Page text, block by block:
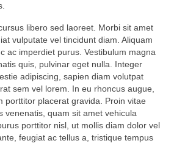
libero sed laoreet. Morbi sit amet
vulputate vel tincidunt diam. Aliquam
ac imperdiet purus. Vestibulum magna
quis, pulvinar eget nulla. Integer
adipiscing, sapien diam volutpat
sem vel lorem. In eu rhoncus augue,
porttitor placerat gravida. Proin vitae
venenatis, quam sit amet vehicula
porttitor nisl, ut mollis diam dolor vel
feugiat ac tellus a, tristique tempus